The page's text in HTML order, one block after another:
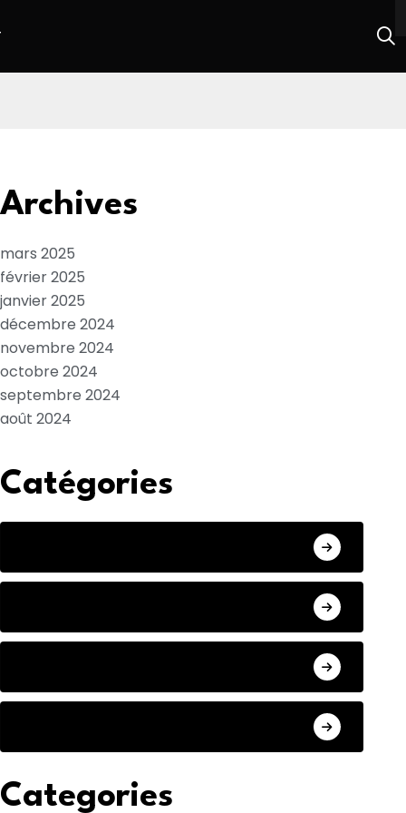
Archives
mars 2025
février 2025
janvier 2025
décembre 2024
novembre 2024
octobre 2024
septembre 2024
août 2024
Catégories
Categories